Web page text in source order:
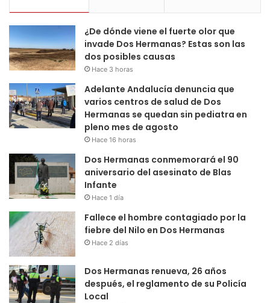
¿De dónde viene el fuerte olor que
invade Dos Hermanas? Estas son las
dos posibles causas
Hace 3 horas
Adelante Andalucía denuncia que
varios centros de salud de Dos
Hermanas se quedan sin pediatra en
pleno mes de agosto
Hace 16 horas
Dos Hermanas conmemorará el 90
aniversario del asesinato de Blas
Infante
Hace 1 día
Fallece el hombre contagiado por la
fiebre del Nilo en Dos Hermanas
Hace 2 días
Dos Hermanas renueva, 26 años
después, el reglamento de su Policía
Local